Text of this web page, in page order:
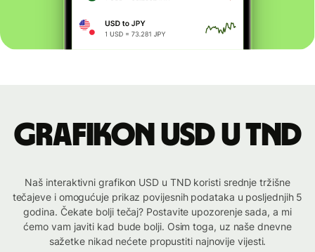
Grafikon USD u TND
Naš interaktivni grafikon USD u TND koristi srednje tržišne
tečajeve i omogućuje prikaz povijesnih podataka u posljednjih 5
godina. Čekate bolji tečaj? Postavite upozorenje sada, a mi
ćemo vam javiti kad bude bolji. Osim toga, uz naše dnevne
sažetke nikad nećete propustiti najnovije vijesti.